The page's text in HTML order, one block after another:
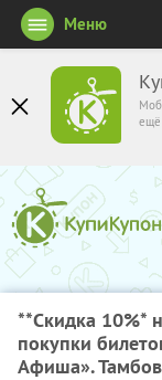
ещё
Меню
**Скидка 10%*
покупки
Афиша». Тамбов